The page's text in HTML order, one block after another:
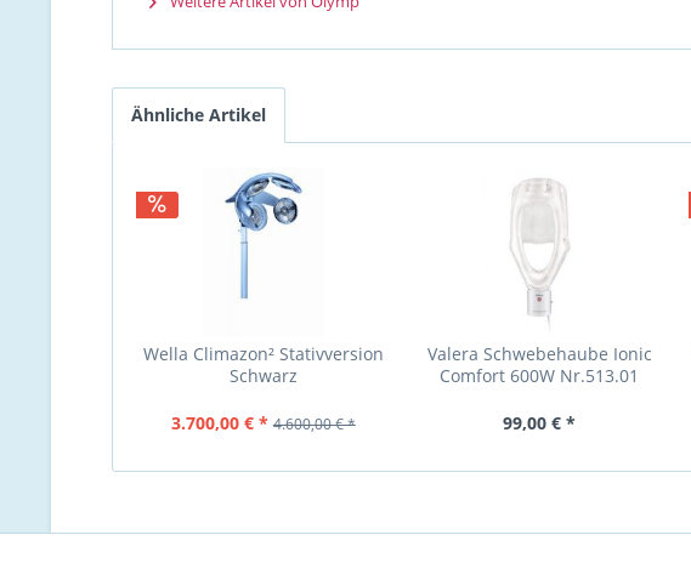
Ähnliche Artikel
Wella Climazon² Stativversion
Schwarz
3.700,00 € * 4.600,00 € *
Valera Schwebehaube Ionic
Comfort 600W Nr.513.01
99,00 € *